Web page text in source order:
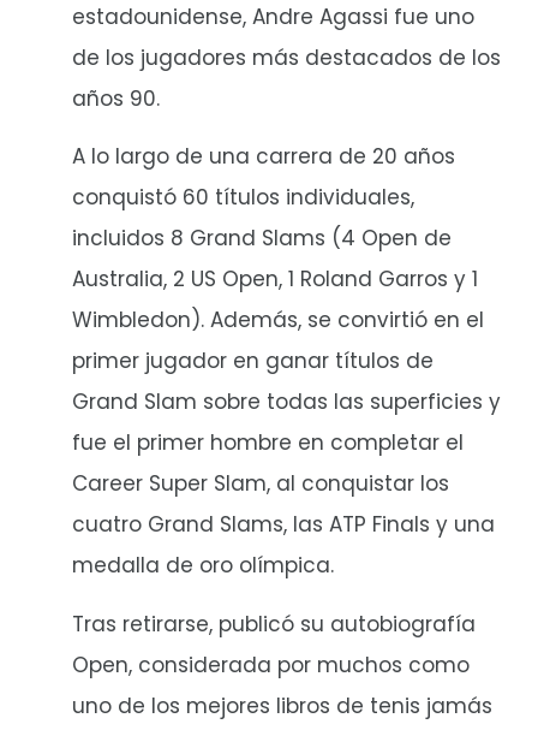
estadounidense, Andre Agassi fue uno
de los jugadores más destacados de los
años 90.
A lo largo de una carrera de 20 años
conquistó 60 títulos individuales,
incluidos 8 Grand Slams (4 Open de
Australia, 2 US Open, 1 Roland Garros y 1
Wimbledon). Además, se convirtió en el
primer jugador en ganar títulos de
Grand Slam sobre todas las superficies y
fue el primer hombre en completar el
Career Super Slam, al conquistar los
cuatro Grand Slams, las ATP Finals y una
medalla de oro olímpica.
Tras retirarse, publicó su autobiografía
Open, considerada por muchos como
uno de los mejores libros de tenis jamás